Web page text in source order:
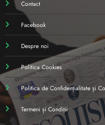
Contact
Facebook
Despre noi
Politica Cookies
Politica de Confidențialitate și
Termeni și Condiții